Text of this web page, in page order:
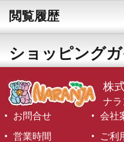
閲覧履歴
ショッピング
株
ナ
お問合せ
会社
営業時間
ご利